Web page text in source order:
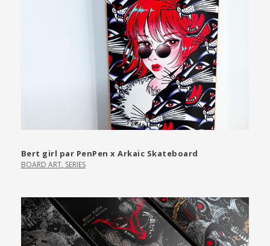
Bert girl par PenPen x Arkaic Skateboard
BOARD ART, SERIES